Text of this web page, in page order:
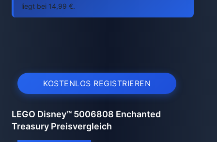
liegt bei 14,99 €.
KOSTENLOS REGISTRIEREN
LEGO Disney™ 5006808 Enchanted
Treasury Preisvergleich